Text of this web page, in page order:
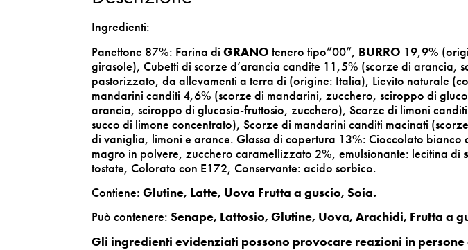
Ingredienti:
Panettone 87%: Farina di GRANO tenero tipo”00”, BURRO 19,9%
girasole), Cubetti di scorze d’arancia candite 11,5% (scorze di arancia,
pastorizzato, da allevamenti a terra di (origine: Italia), Lievito naturale
mandarini canditi 4,6% (scorze di mandarini, zucchero, sciroppo di
arancia, sciroppo di glucosio-fruttosio, zucchero), Scorze di limoni
succo di limone concentrato), Scorze di mandarini canditi macinati
di vaniglia, limoni e arance. Glassa di copertura 13%: Cioccolato
magro in polvere, zucchero caramellizzato 2%, emulsionante: lecitina di
tostate, Colorato con E172, Conservante: acido sorbico.
Contiene: Glutine, Latte, Uova Frutta a guscio, Soia.
Può contenere: Senape, Lattosio, Glutine, Uova, Arachidi, Frutta a
Gli ingredienti evidenziati possono provocare reazioni in